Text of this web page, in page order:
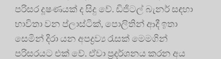
පරිසර දූෂණයක් ද සිදු වේ. ඩිජිටල් බැනර් සඳහා
භාවිතා වන ප්ලාස්ටික්, පොලිතින් ආදී ඉතා
සෙමින් දිරා යන අපද්‍රව්‍ය රැසක් මෙමගින්
පරිසරයට එක් වේ. ඒවා ප්‍රදර්ශනය කරන අය